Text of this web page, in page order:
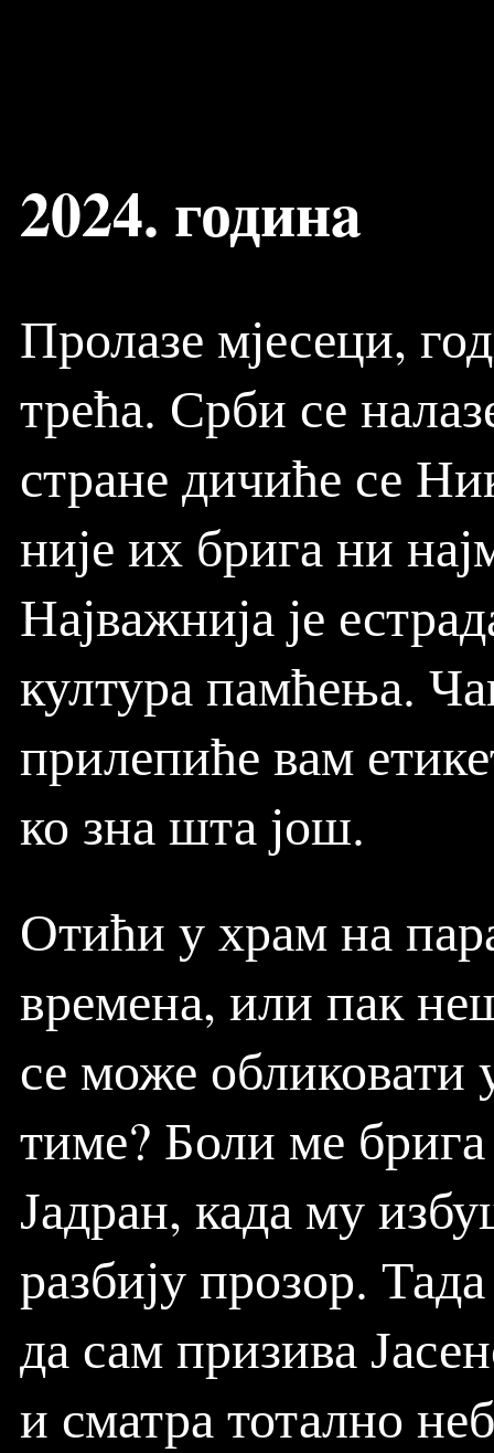
2024. годинa
Пролазе мјесеци,
трећа. Срби се
стране дичиће се
није их брига ни
Најважнија је
култура памћења.
прилепиће вам
ко зна шта још.
Отићи у храм на
времена, или пак
се може
тиме? Боли ме
Јадран, када му
разбију прозор.
да сам призива
и сматра тотално